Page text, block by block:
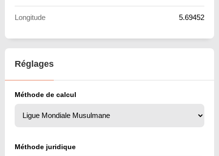
Longitude 5.69452
Réglages
Méthode de calcul
Méthode juridique